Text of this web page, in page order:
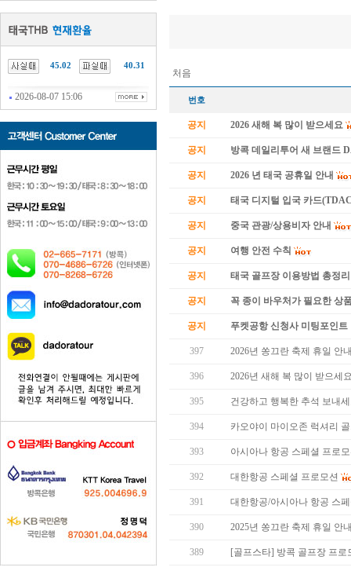
45.02 40.31
2026-08-07 15:06
처음
번호
공지 2026 새해 복 많이 받으세요
공지 방콕 데일리투어 새 브랜드
공지 2026 년 태국 공휴일 안내
공지 태국 디지털 입국 카드
공지 중국 관광/상용비자 안내
공지 여행 안전 수칙
공지 태국 골프장 이용방법 총정리
공지 꼭 종이 바우처가 필요한 상
공지 푸켓공항 신청사 미팅포인트
397 2026년 쏭끄란 축제 휴일 안
396 2026년 새해 복 많이 받으세
395 건강하고 행복한 추석 보내
394 카오야이 마이오존 럭셔리
393 아시아나 항공 스페셜 프로
392 대한항공 스페셜 프로모션
391 대한항공/아시아나 항공 스
390 2025년 쏭끄란 축제 휴일 안
389 [골프스타] 방콕 골프장 프로